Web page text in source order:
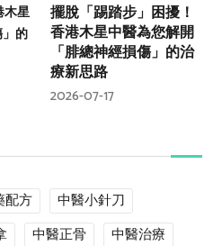
擺脫「踢踏步」困擾！
香港木星中醫為您解開
「腓總神經損傷」的治
療新思路
2026-07-17
配方
中醫小針刀
中醫正骨 中醫治療